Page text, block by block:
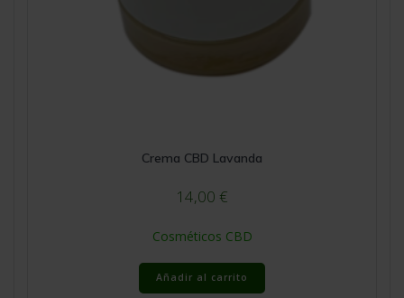
Crema CBD Lavanda
14,00 €
Cosméticos CBD
Añadir al carrito